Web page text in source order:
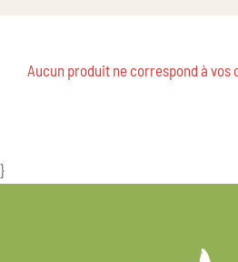
Aucun produit ne correspond à
}